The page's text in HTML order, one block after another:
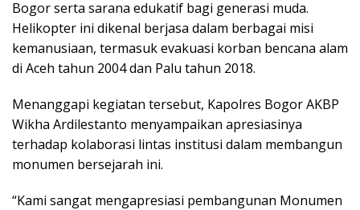
Bogor serta sarana edukatif bagi generasi muda.
Helikopter ini dikenal berjasa dalam berbagai misi
kemanusiaan, termasuk evakuasi korban bencana alam
di Aceh tahun 2004 dan Palu tahun 2018.
Menanggapi kegiatan tersebut, Kapolres Bogor AKBP
Wikha Ardilestanto menyampaikan apresiasinya
terhadap kolaborasi lintas institusi dalam membangun
monumen bersejarah ini.
“Kami sangat mengapresiasi pembangunan Monumen